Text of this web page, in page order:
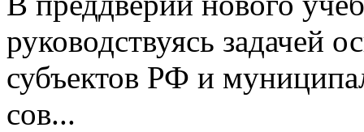
руководствуясь задачей
субъектов РФ и
сов...